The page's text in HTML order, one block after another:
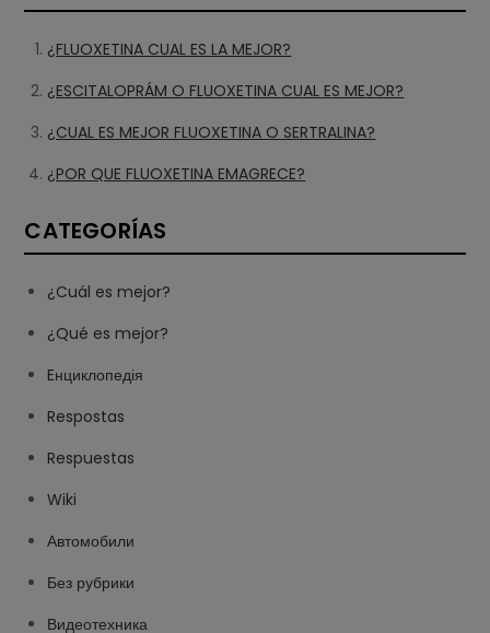
¿FLUOXETINA CUAL ES LA MEJOR?
¿ESCITALOPRÁM O FLUOXETINA CUAL ES MEJOR?
¿CUAL ES MEJOR FLUOXETINA O SERTRALINA?
¿POR QUE FLUOXETINA EMAGRECE?
CATEGORÍAS
¿Cuál es mejor?
¿Qué es mejor?
Eнциклопедія
Respostas
Respuestas
Wiki
Автомобили
Без рубрики
Видеотехника